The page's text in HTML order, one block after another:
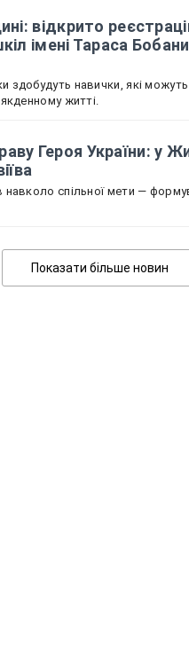
відкрито
імені Тараса
здобудуть навички, які
житті.
Героя України: у
навколо спільної мети —
Показати більше новин